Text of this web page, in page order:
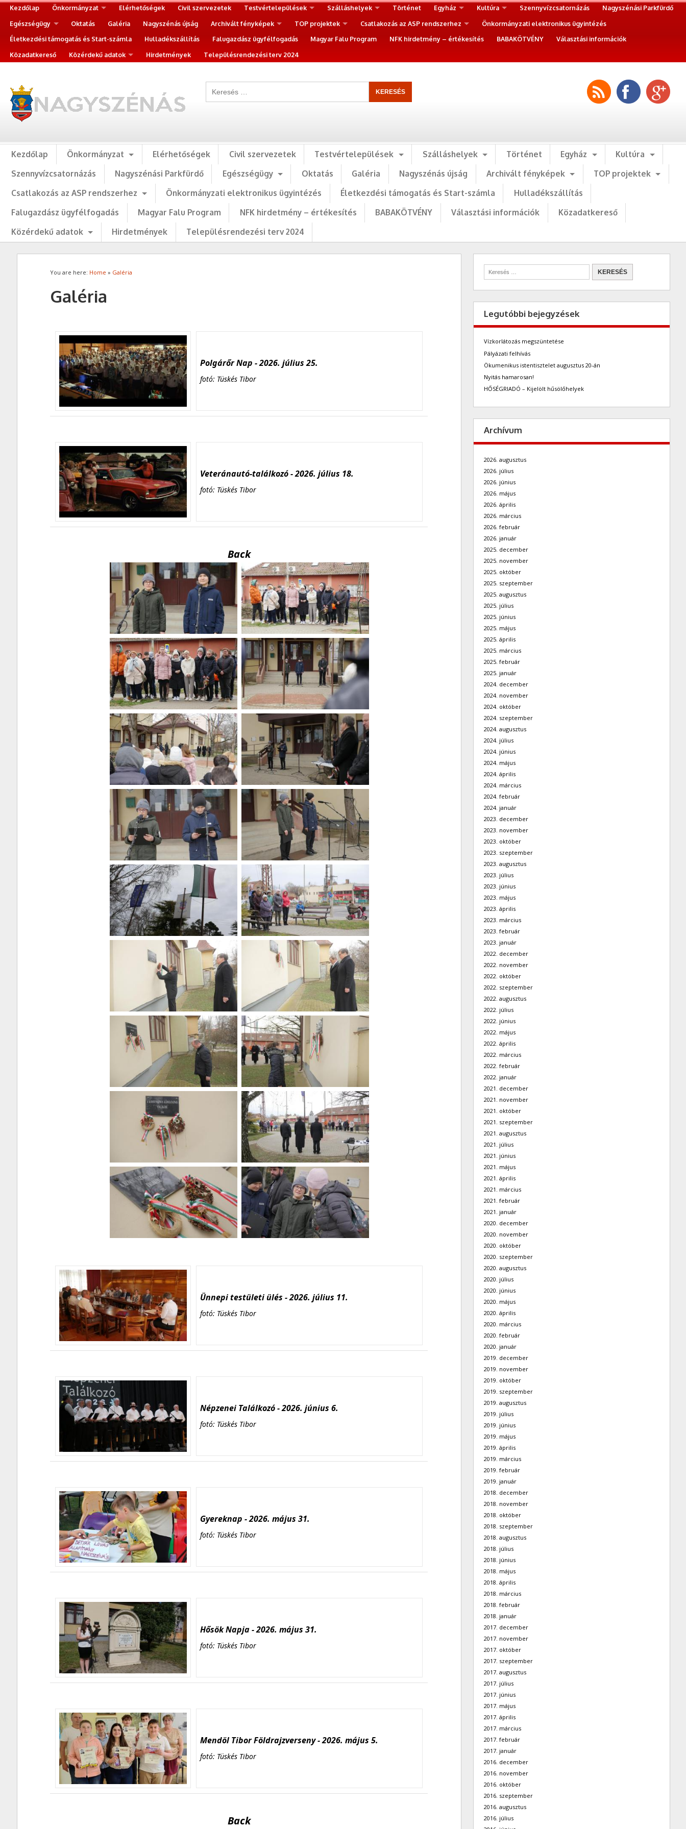
Kezdőlap Önkormányzat Elérhetőségek Civil szervezetek Testvértelepülések Szálláshelyek Történet Egyház Kultúra Szennyvízcsatornázás
Nagyszénási Parkfürdő
Egészségügy
Oktatás Galéria Nagyszénás újság Archivált fényképek TOP projektek Csatlakozás az ASP rendszerhez
Önkormányzati elektronikus ügyintézés
Életkezdési támogatás és Start-számla
Hulladékszállítás Falugazdász ügyfélfogadás Magyar Falu Program NFK hirdetmény – értékesítés BABAKÖTVÉNY
Választási információk
Közadatkereső
Közérdekű adatok Hirdetmények Településrendezési terv 2024
Kezdőlap Önkormányzat Elérhetőségek Civil szervezetek Testvértelepülések Szálláshelyek Történet Egyház
Kultúra
Szennyvízcsatornázás
Nagyszénási Parkfürdő Egészségügy Oktatás Galéria Nagyszénás újság Archivált fényképek
TOP projektek
Csatlakozás az ASP rendszerhez
Önkormányzati elektronikus ügyintézés Életkezdési támogatás és Start-számla
Hulladékszállítás
Falugazdász ügyfélfogadás
Magyar Falu Program NFK hirdetmény – értékesítés BABAKÖTVÉNY Választási információk
Közadatkereső
Közérdekű adatok
Hirdetmények Településrendezési terv 2024
You are here: Home » Galéria
Galéria
Polgárőr Nap - 2026. július 25.
fotó: Tüskés Tibor
Veteránautó-találkozó - 2026. július 18.
fotó: Tüskés Tibor
Back
Ünnepi testületi ülés - 2026. július 11.
fotó: Tüskés Tibor
Népzenei Találkozó - 2026. június 6.
fotó: Tüskés Tibor
Gyereknap - 2026. május 31.
fotó: Tüskés Tibor
Hősök Napja - 2026. május 31.
fotó: Tüskés Tibor
Mendöl Tibor Földrajzverseny - 2026. május 5.
fotó: Tüskés Tibor
Back
Legutóbbi bejegyzések
Vízkorlátozás megszüntetése
Pályázati felhívás
Ökumenikus istentisztelet augusztus 20-án
Nyitás hamarosan!
HŐSÉGRIADÓ – Kijelölt hűsölőhelyek
Archívum
2026. augusztus
2026. július
2026. június
2026. május
2026. április
2026. március
2026. február
2026. január
2025. december
2025. november
2025. október
2025. szeptember
2025. augusztus
2025. július
2025. június
2025. május
2025. április
2025. március
2025. február
2025. január
2024. december
2024. november
2024. október
2024. szeptember
2024. augusztus
2024. július
2024. június
2024. május
2024. április
2024. március
2024. február
2024. január
2023. december
2023. november
2023. október
2023. szeptember
2023. augusztus
2023. július
2023. június
2023. május
2023. április
2023. március
2023. február
2023. január
2022. december
2022. november
2022. október
2022. szeptember
2022. augusztus
2022. július
2022. június
2022. május
2022. április
2022. március
2022. február
2022. január
2021. december
2021. november
2021. október
2021. szeptember
2021. augusztus
2021. július
2021. június
2021. május
2021. április
2021. március
2021. február
2021. január
2020. december
2020. november
2020. október
2020. szeptember
2020. augusztus
2020. július
2020. június
2020. május
2020. április
2020. március
2020. február
2020. január
2019. december
2019. november
2019. október
2019. szeptember
2019. augusztus
2019. július
2019. június
2019. május
2019. április
2019. március
2019. február
2019. január
2018. december
2018. november
2018. október
2018. szeptember
2018. augusztus
2018. július
2018. június
2018. május
2018. április
2018. március
2018. február
2018. január
2017. december
2017. november
2017. október
2017. szeptember
2017. augusztus
2017. július
2017. június
2017. május
2017. április
2017. március
2017. február
2017. január
2016. december
2016. november
2016. október
2016. szeptember
2016. augusztus
2016. július